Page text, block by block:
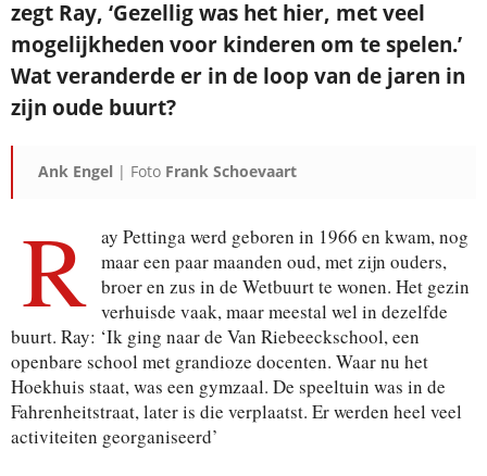
zegt Ray, ‘Gezellig was het hier, met veel
mogelijkheden voor kinderen om te spelen.’
Wat veranderde er in de loop van de jaren in
zijn oude buurt?
Ank Engel | Foto Frank Schoevaart
R ay Pettinga werd geboren in 1966 en kwam, nog
maar een paar maanden oud, met zijn ouders,
broer en zus in de Wetbuurt te wonen. Het gezin
verhuisde vaak, maar meestal wel in dezelfde
buurt. Ray: ‘Ik ging naar de Van Riebeeckschool, een
openbare school met grandioze docenten. Waar nu het
Hoekhuis staat, was een gymzaal. De speeltuin was in de
Fahrenheitstraat, later is die verplaatst. Er werden heel veel
activiteiten georganiseerd’